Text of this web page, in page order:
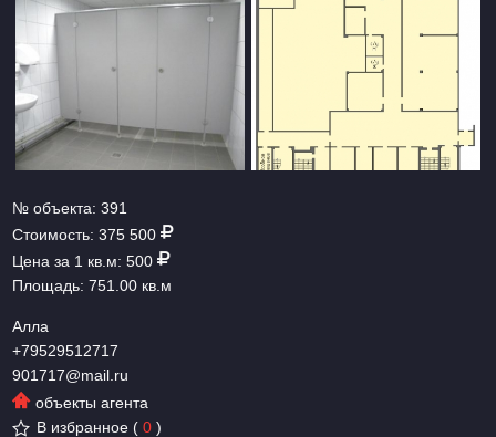
№ объекта:391
Стоимость:375 500
Цена за 1 кв.м:500
Площадь:751.00 кв.м
Алла
+79529512717
901717@mail.ru
объекты агента
В избранное (0)